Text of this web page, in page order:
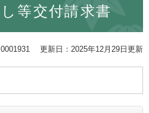
標準 拡大
白 黒 青
等交付請求書
更新日：2025年12月29日更新